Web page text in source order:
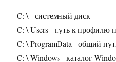
C: \ - системный диск
C: \ Users - путь к профилю
C: \ ProgramData - общий
C: \ Windows - каталог